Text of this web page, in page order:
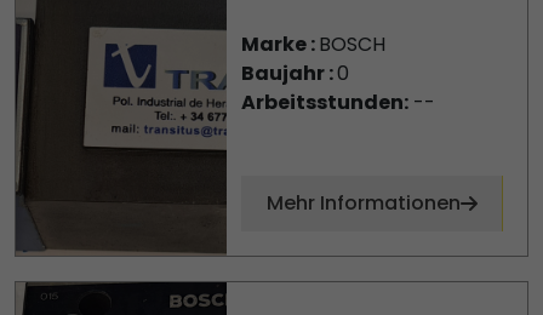
Marke :BOSCH
Baujahr :0
Arbeitsstunden:--
Mehr Informationen